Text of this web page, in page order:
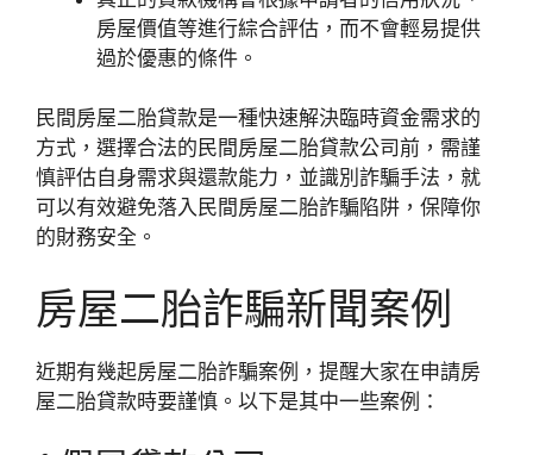
房屋價值等進行綜合評估，而不會輕易提供
過於優惠的條件。
民間房屋二胎貸款是一種快速解決臨時資金需求的
方式，選擇合法的民間房屋二胎貸款公司前，需謹
慎評估自身需求與還款能力，並識別詐騙手法，就
可以有效避免落入民間房屋二胎詐騙陷阱，保障你
的財務安全。
房屋二胎詐騙新聞案例
近期有幾起房屋二胎詐騙案例，提醒大家在申請房
屋二胎貸款時要謹慎。以下是其中一些案例：